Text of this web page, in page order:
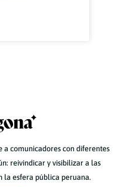
a comunicadores con diferentes
reivindicar y visibilizar a las
la esfera pública peruana.